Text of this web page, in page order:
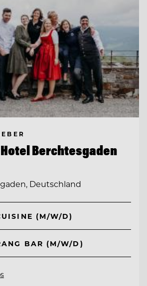
Berchtesgaden
Deutschland
(M/W/D)
BAR (M/W/D)